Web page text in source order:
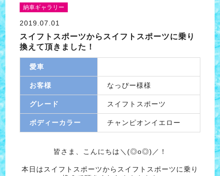
納車ギャラリー
2019.07.01
スイフトスポーツからスイフトスポーツに乗り
換えて頂きました！
愛車
お客様 なっぴー様様
グレード スイフトスポーツ
ボディーカラー チャンピオンイエロー
皆さま、こんにちは＼(◎o◎)／！
本日はスイフトスポーツからスイフトスポーツに乗り